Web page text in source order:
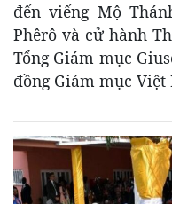
đến viếng Mộ
Phêrô và cử hành
Tổng Giám mục
đồng Giám mục